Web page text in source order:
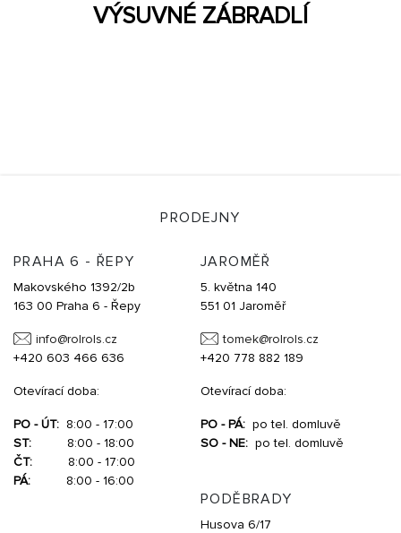
VÝSUVNÉ ZÁBRADLÍ
PRODEJNY
PRAHA 6 - ŘEPY
Makovského 1392/2b
163 00 Praha 6 - Řepy
info@rolrols.cz
+420 603 466 636
Otevírací doba:
PO - ÚT: 8:00 - 17:00
ST: 8:00 - 18:00
ČT: 8:00 - 17:00
PÁ: 8:00 - 16:00
JAROMĚŘ
5. května 140
551 01 Jaroměř
tomek@rolrols.cz
+420 778 882 189
Otevírací doba:
PO - PÁ: po tel. domluvě
SO - NE: po tel. domluvě
PODĚBRADY
Husova 6/17